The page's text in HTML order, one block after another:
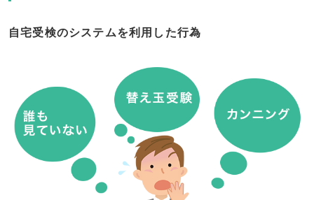
自宅受検のシステムを利用した行為